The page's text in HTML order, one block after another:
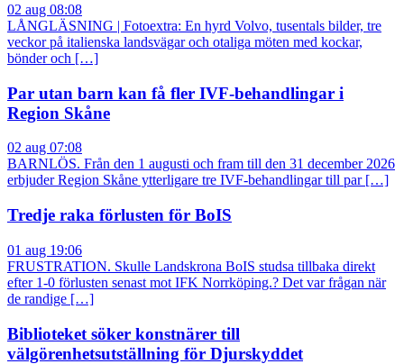
02 aug 08:08
LÅNGLÄSNING | Fotoextra: En hyrd Volvo, tusentals bilder, tre
veckor på italienska landsvägar och otaliga möten med kockar,
bönder och […]
Par utan barn kan få fler IVF-behandlingar i
Region Skåne
02 aug 07:08
BARNLÖS. Från den 1 augusti och fram till den 31 december 2026
erbjuder Region Skåne ytterligare tre IVF-behandlingar till par […]
Tredje raka förlusten för BoIS
01 aug 19:06
FRUSTRATION. Skulle Landskrona BoIS studsa tillbaka direkt
efter 1-0 förlusten senast mot IFK Norrköping.? Det var frågan när
de randige […]
Biblioteket söker konstnärer till
välgörenhetsutställning för Djurskyddet